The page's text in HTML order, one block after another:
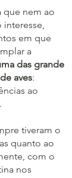
que nem ao
interesse,
em que
a
das grande
aves:
ao
tiveram o
quanto ao
com o
nos